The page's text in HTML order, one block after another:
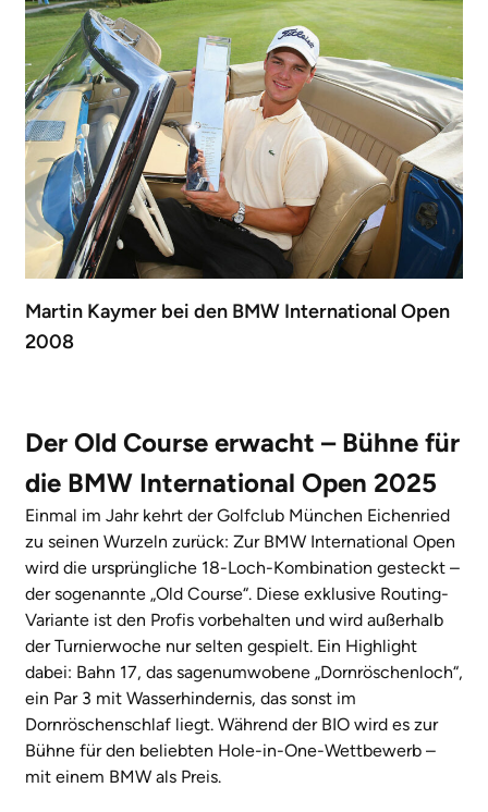
Martin Kaymer bei den BMW International Open
2008
Der Old Course erwacht – Bühne für
die BMW International Open 2025
Einmal im Jahr kehrt der Golfclub München Eichenried
zu seinen Wurzeln zurück: Zur BMW International Open
wird die ursprüngliche 18-Loch-Kombination gesteckt –
der sogenannte „Old Course“. Diese exklusive Routing-
Variante ist den Profis vorbehalten und wird außerhalb
der Turnierwoche nur selten gespielt. Ein Highlight
dabei: Bahn 17, das sagenumwobene „Dornröschenloch“,
ein Par 3 mit Wasserhindernis, das sonst im
Dornröschenschlaf liegt. Während der BIO wird es zur
Bühne für den beliebten Hole-in-One-Wettbewerb –
mit einem BMW als Preis.